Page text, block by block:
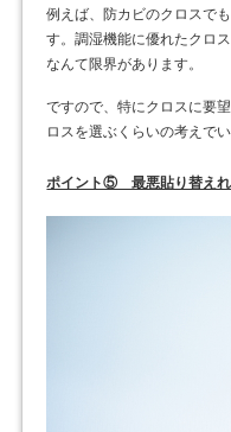
例えば、防カビのクロスで
す。調湿機能に優れたクロ
なんて限界があります。
ですので、特にクロスに要
ロスを選ぶくらいの考えでい
ポイント⑤ 最悪貼り替えれ